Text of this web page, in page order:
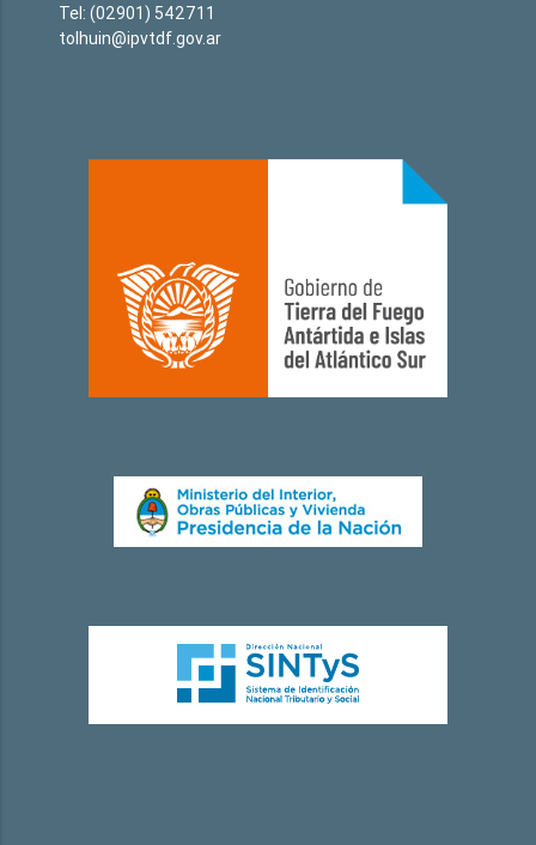
Tel: (02901) 542711
tolhuin@ipvtdf.gov.ar